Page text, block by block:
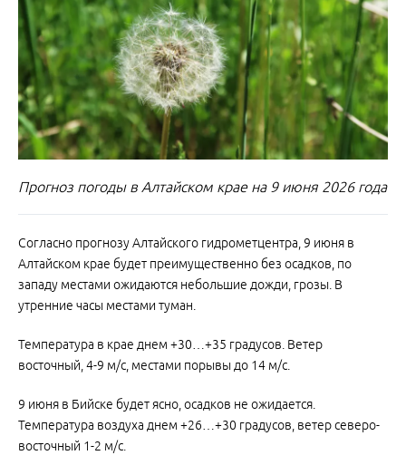
Прогноз погоды в Алтайском крае на 9 июня 2026 года
Согласно прогнозу Алтайского гидрометцентра, 9 июня в
Алтайском крае будет преимущественно без осадков, по
западу местами ожидаются небольшие дожди, грозы. В
утренние часы местами туман.
Температура в крае днем +30…+35 градусов. Ветер
восточный, 4-9 м/с, местами порывы до 14 м/с.
9 июня в Бийске будет ясно, осадков не ожидается.
Температура воздуха днем +26…+30 градусов, ветер северо-
восточный 1-2 м/с.